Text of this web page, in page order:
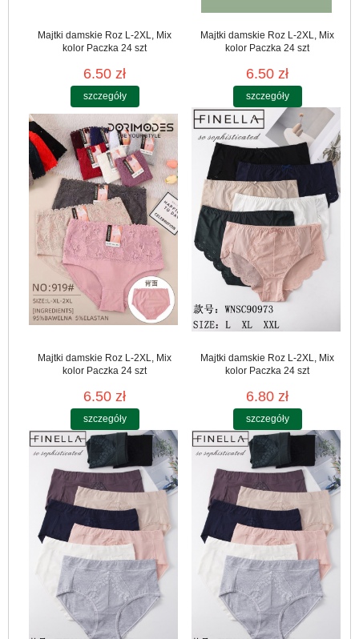
Majtki damskie Roz L-2XL, Mix
kolor Paczka 24 szt
6.50 zł
szczegóły
Majtki damskie Roz L-2XL, Mix
kolor Paczka 24 szt
6.50 zł
szczegóły
Majtki damskie Roz L-2XL, Mix
kolor Paczka 24 szt
6.50 zł
szczegóły
Majtki damskie Roz L-2XL, Mix
kolor Paczka 24 szt
6.80 zł
szczegóły